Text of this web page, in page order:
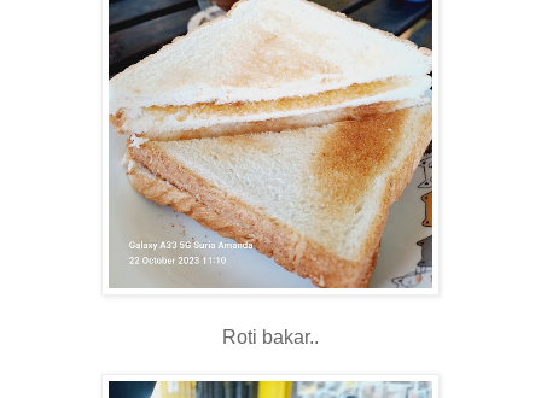
Roti bakar..